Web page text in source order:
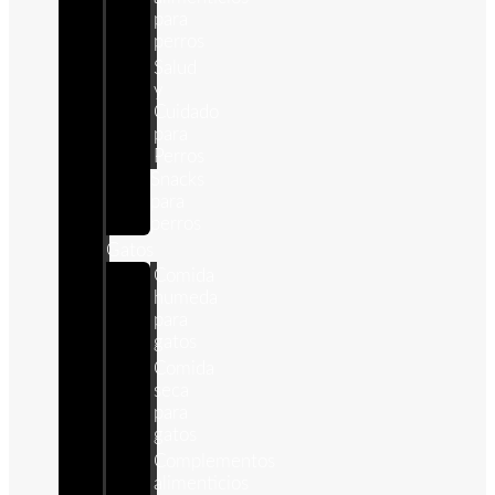
para
perros
Salud
y
Cuidado
para
Perros
Gatos
Comida
humeda
para
gatos
Comida
seca
para
gatos
Complementos
alimenticios